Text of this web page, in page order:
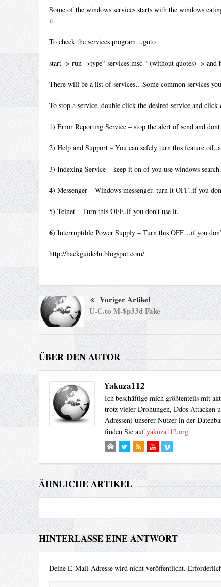
Some of the windows services starts with the windows
it.
To check the services program…goto
start -> run ->type“ services.msc “ (without quotes) -> and
There will be a list of services…Some common services
To stop a service..double click the desired service and
1) Error Reporting Service – stop the alert of send and
2) Help and Support – You can safely turn this feature
3) Indexing Service – keep it on of you use windows
4) Messenger – Windows messenger. turn it OFF..if you
5) Telnet – Turn this OFF..if you don’t use it.
6) Interruptible Power Supply – Turn this OFF…if you
http://hackguide4u.blogspot.com/
Voriger Artikel
U-C.to M-$p33d Fake
ÜBER DEN AUTOR
¥akuza112
Ich beschäftige mich größtenteils mit
trotz vieler Drohungen, Ddos Attacken
Adressen) unserer Nutzer in der
finden Sie aufyakuza112.org.
ÄHNLICHE ARTIKEL
HINTERLASSE EINE ANTWORT
Deine E-Mail-Adresse wird nicht veröffentlicht.